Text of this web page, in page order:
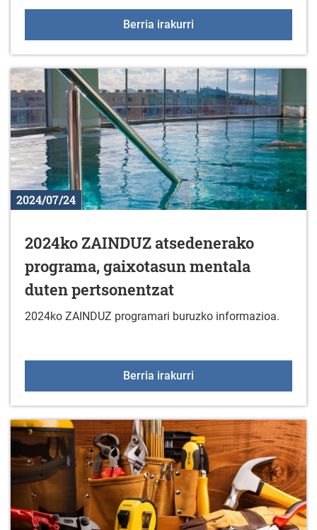
Berria irakurri
2024/07/24
2024ko ZAINDUZ atsedenerako
programa, gaixotasun mentala
duten pertsonentzat
2024ko ZAINDUZ programari buruzko informazioa.
Berria irakurri